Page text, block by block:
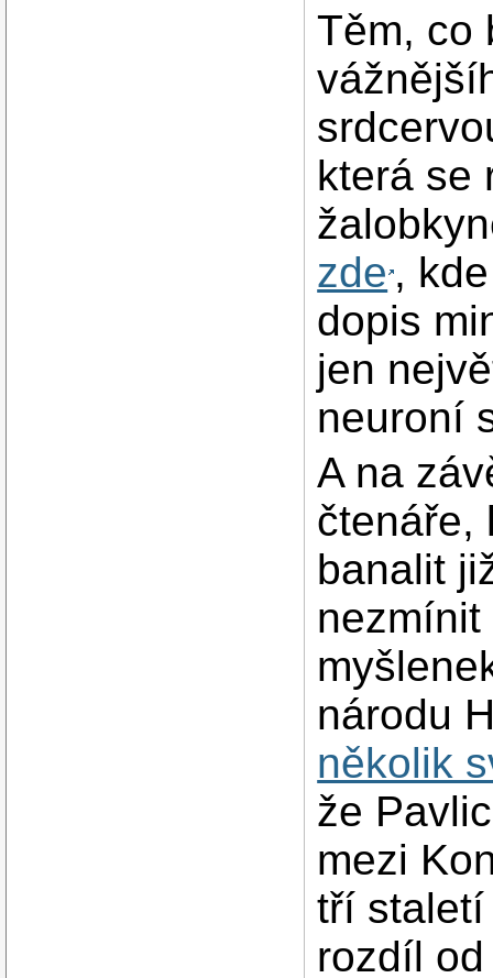
Těm, co
která se
zde ,
dopis
jen
neuroní
A na
čtenáře,
banalit
národu
několik
že
mezi
tří
rozdíl